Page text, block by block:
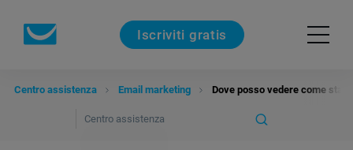
Iscriviti gratis
Centro assistenza Email marketing Dove posso vedere come